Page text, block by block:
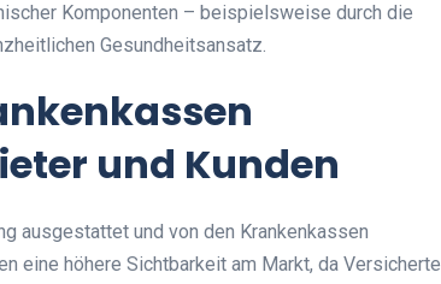
Komponenten – beispielsweise durch die
Gesundheitsansatz.
und Kunden
ausgestattet und von den Krankenkassen
eine höhere Sichtbarkeit am Markt, da Versicherte